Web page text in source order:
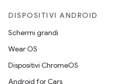
DISPOSITIVI ANDROID
Schermi grandi
Wear OS
Dispositivi ChromeOS
Android for Cars